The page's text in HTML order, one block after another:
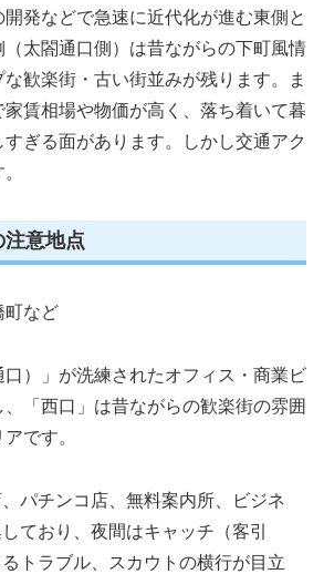
発などで急速に近代化が進む東側と
太閤通口側）は昔ながらの下町風情
歓楽街・古い街並みが残ります。ま
賃相場や物価が高く、落ち着いて暮
ぎる面があります。しかし交通アク
意地点
町など
）」が洗練されたオフィス・商業ビ
「西口」は昔ながらの歓楽街の雰囲
です。
パチンコ店、無料案内所、ビジネ
ており、夜間はキャッチ（客引
トラブル、スカウトの横行が目立